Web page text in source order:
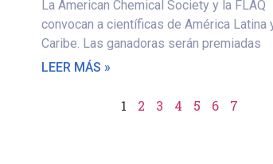
La American Chemical Society y la FLAQ
convocan a científicas de América Latina
Caribe. Las ganadoras serán premiadas
LEER MÁS »
1 2 3 4 5 6 7